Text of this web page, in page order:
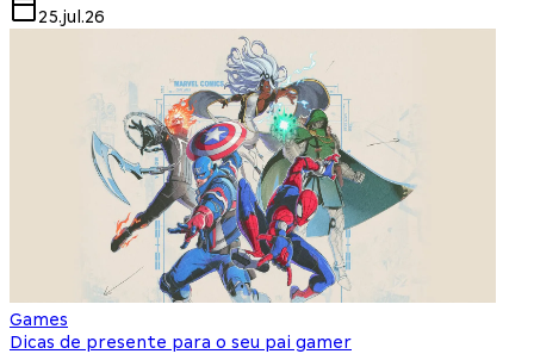
25.jul.26
Games
Dicas de presente para o seu pai gamer